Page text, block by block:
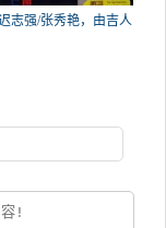
志强/张秀艳，由吉人
数:49)